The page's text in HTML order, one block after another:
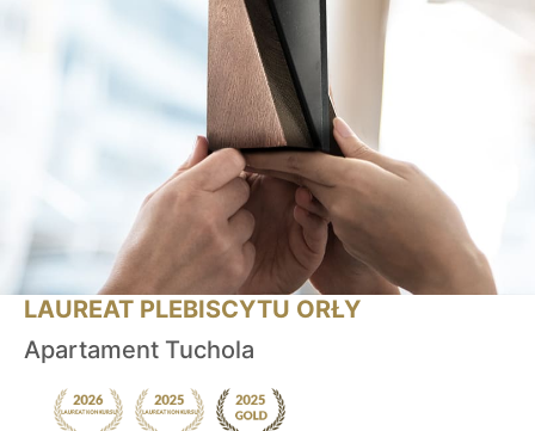
LAUREAT PLEBISCYTU ORŁY
Apartament Tuchola